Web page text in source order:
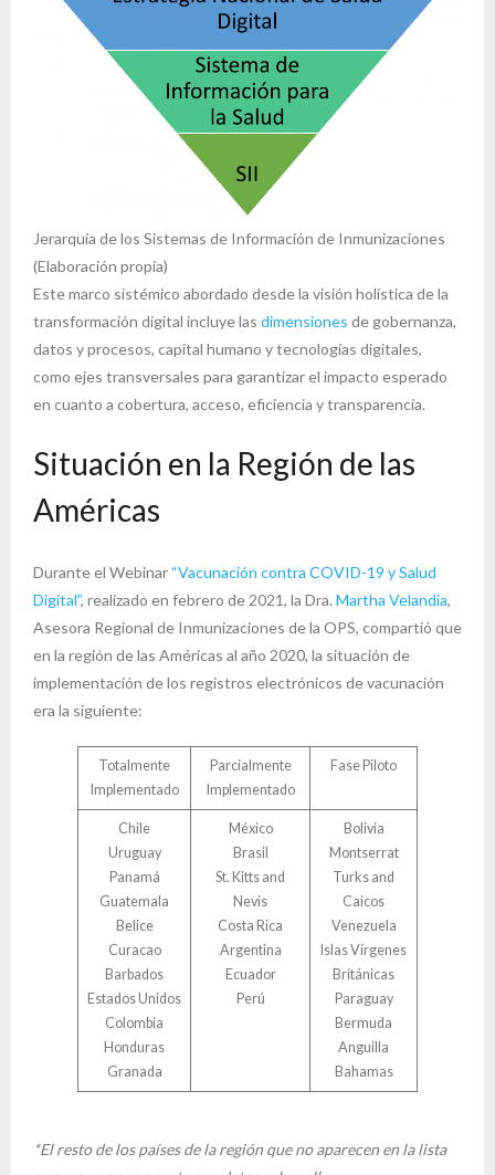
Jerarquía de los Sistemas de Información de Inmunizaciones
(Elaboración propia)
Este marco sistémico abordado desde la visión holística de la
transformación digital incluye las dimensiones de gobernanza,
datos y procesos, capital humano y tecnologías digitales,
como ejes transversales para garantizar el impacto esperado
en cuanto a cobertura, acceso, eficiencia y transparencia.
Situación en la Región de las
Américas
Durante el Webinar “Vacunación contra COVID-19 y Salud
Digital”, realizado en febrero de 2021, la Dra. Martha Velandia,
Asesora Regional de Inmunizaciones de la OPS, compartió que
en la región de las Américas al año 2020, la situación de
implementación de los registros electrónicos de vacunación
era la siguiente:
Totalmente
Implementado
Parcialmente
Implementado
Fase Piloto
Chile
Uruguay
Panamá
Guatemala
Belice
Curacao
Barbados
Estados Unidos
Colombia
Honduras
Granada
México
Brasil
St. Kitts and
Nevis
Costa Rica
Argentina
Ecuador
Perú
Bolivia
Montserrat
Turks and
Caicos
Venezuela
Islas Vírgenes
Británicas
Paraguay
Bermuda
Anguilla
Bahamas
*El resto de los países de la región que no aparecen en la lista